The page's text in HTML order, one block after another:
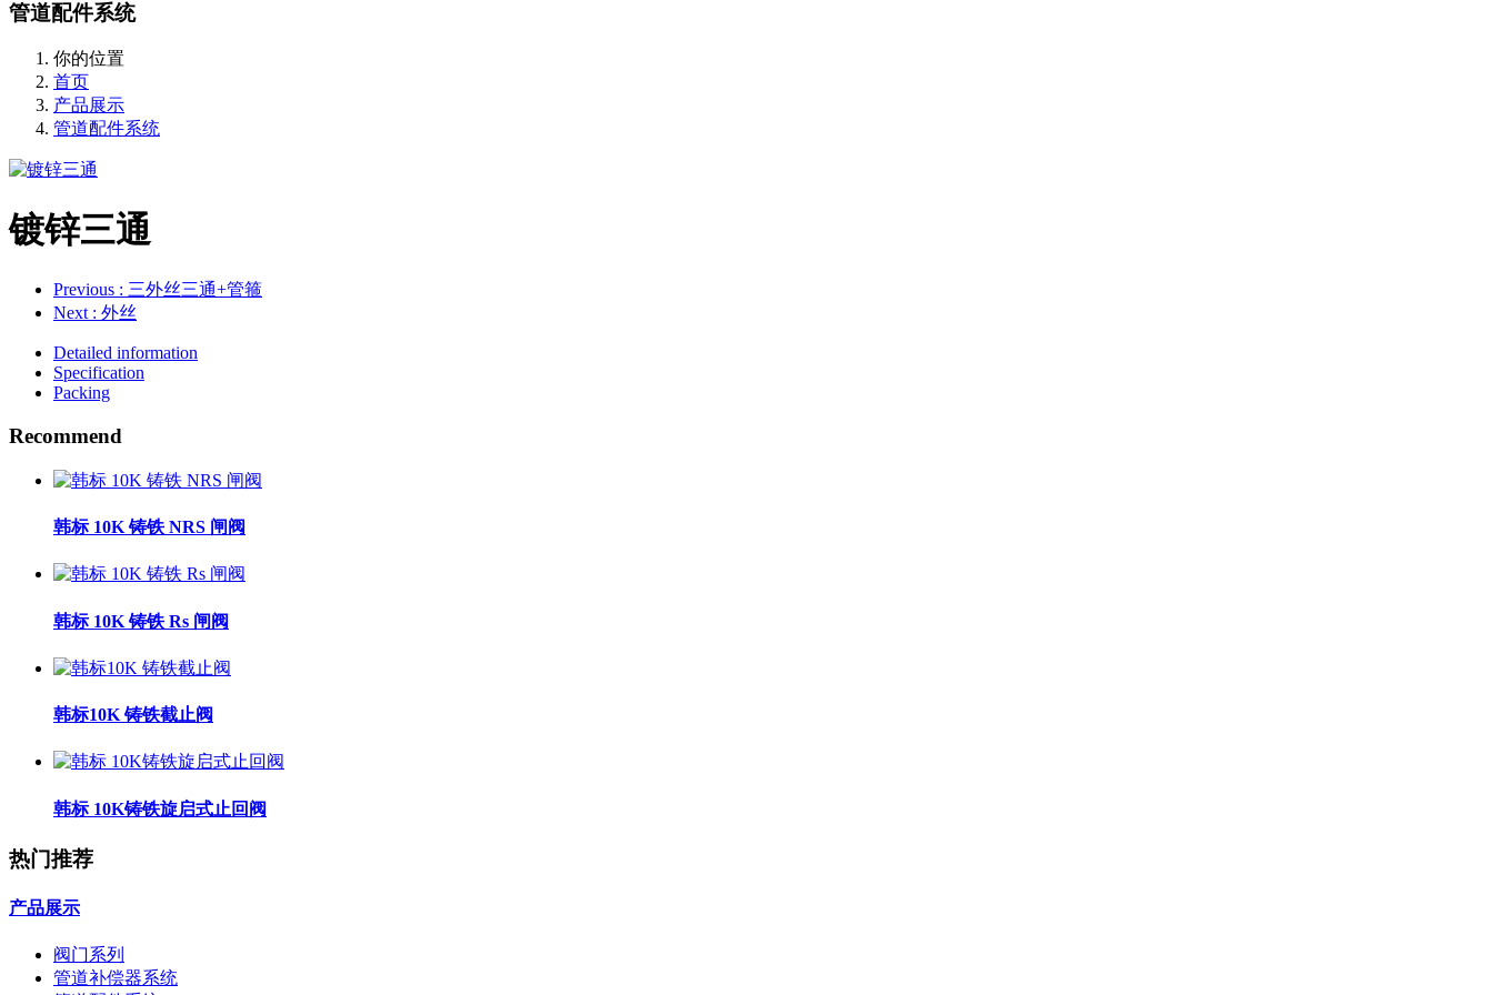
管道配件系统
你的位置
首页
产品展示
管道配件系统
镀锌三通
Previous : 三外丝三通+管箍
Next : 外丝
Detailed information
Specification
Packing
Recommend
韩标 10K 铸铁 NRS 闸阀
韩标 10K 铸铁 Rs 闸阀
韩标10K 铸铁截止阀
韩标 10K铸铁旋启式止回阀
热门推荐
产品展示
阀门系列
管道补偿器系统